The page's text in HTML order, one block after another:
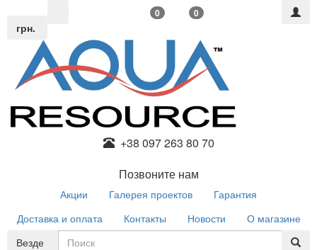
грн.
0 0
+38 097 263 80 70
Позвоните нам
Акции Галерея проектов
Гарантия
Доставка и оплата
Контакты Новости
О магазине
Везде